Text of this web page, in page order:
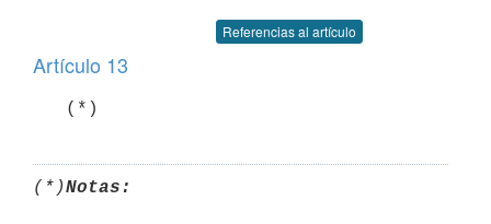
Referencias al artículo
Artículo 13
   (*)
(*)Notas: